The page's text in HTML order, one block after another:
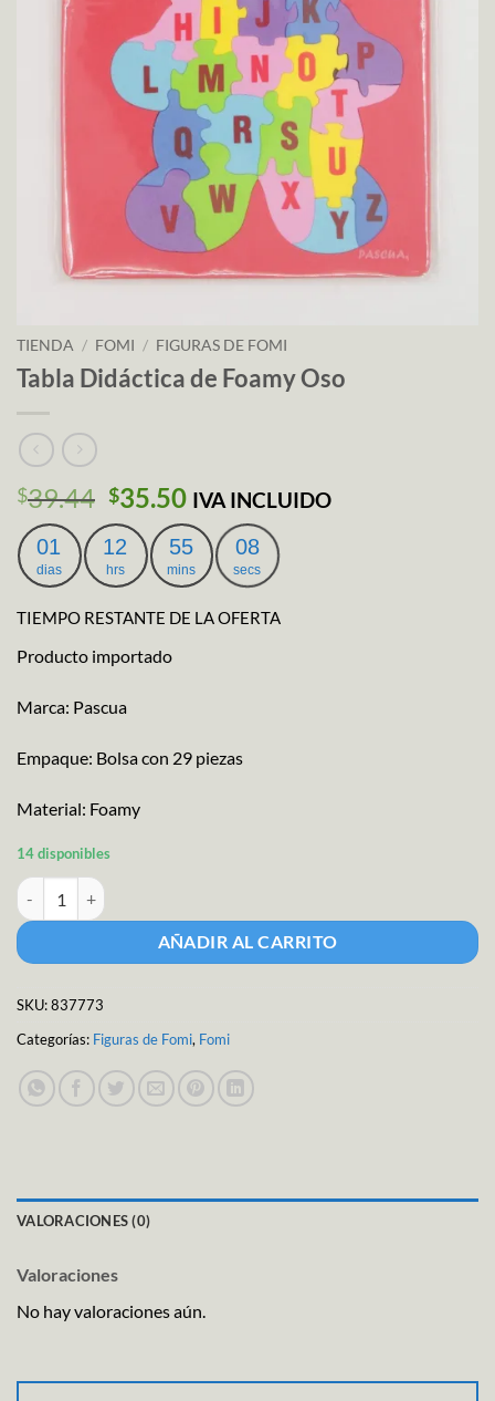
TIENDA / FOMI / FIGURAS DE FOMI
Tabla Didáctica de Foamy Oso
$39.44 El
precio
original
era:
$35.50El
precio
actual
es:
IVA INCLUIDO
01
dias
12
hrs
55
mins
07
secs
TIEMPO RESTANTE DE LA OFERTA
Producto importado
Marca: Pascua
Empaque: Bolsa con 29 piezas
Material: Foamy
14 disponibles
Tabla Didáctica de Foamy Oso cantidad
AÑADIR AL CARRITO
SKU:837773
Categorías: Figuras de Fomi, Fomi
VALORACIONES (0)
Valoraciones
No hay valoraciones aún.